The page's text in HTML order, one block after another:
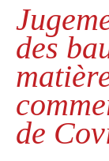
des
de